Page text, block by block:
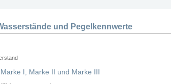
und Pegelkennwerte
I, Marke II und Marke III